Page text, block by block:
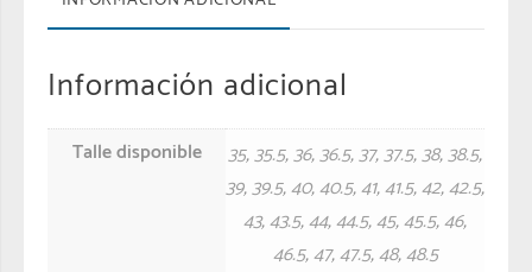
Información adicional
Talle disponible 35,35.5,36,36.5,37,37.5,38,38.5,
39,39.5,40,40.5,41,41.5,42,42.5,
43,43.5,44,44.5,45,45.5,46,
46.5,47,47.5,48,48.5